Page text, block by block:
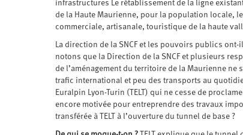
infrastructures Le rétablissement de la ligne
de la Haute Maurienne, pour la population locale,
commerciale, artisanale, touristique de la haute
La direction de la SNCF et les pouvoirs publics
notons que la Direction de la SNCF et plusieurs
de l’aménagement du territoire de la Maurienne
trafic international et peu des transports au
Euralpin Lyon-Turin (TELT) qui ne cesse de
encore motivée pour entreprendre des travaux
transférée à TELT à l’ouverture du tunnel de base ?